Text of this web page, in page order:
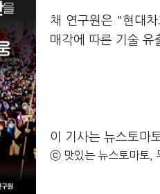
채 연구원은 "현대
매각에 따른 기술 유
이 기사는 뉴스토마
ⓒ 맛있는 뉴스토마토,